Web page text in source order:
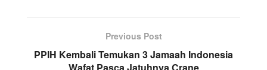
Previous Post
PPIH Kembali Temukan 3 Jamaah Indonesia